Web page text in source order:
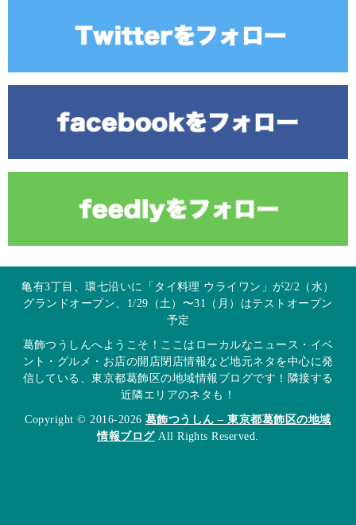
亀有3丁目、環七沿いに「タイ料理 ウライワン」が2/2（水）
グランドオープン、1/29（土）〜31（月）はテストオープン
予定
葛飾つうしんへようこそ！ここはローカルなニュース・イベ
ント・グルメ・お店の開店閉店情報など地元ネタを中心に発
信している、東京都葛飾区の地域情報ブログです！隣接する
近隣エリアのネタも！
Copyright © 2016-2026 葛飾つうしん – 東京都葛飾区の地域
情報ブログAll Rights Reserved.